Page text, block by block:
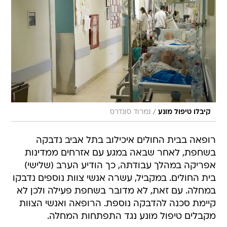
קיבלו טיפול מונע / נמרוד סונדרס
רופאה בבית החולים איכילוב בתל אביב נדבקה
בשחפת, לאחר שבאה במגע עם אזרחים ממדינות
אפריקה במהלך עבודתה, כך הודיע הערב (שלישי)
בית החולים. במקביל, עשרה אנשי צוות נוספים נדבקו
במחלה. עם זאת, לא מדובר בשחפת פעילה ולכן לא
קיימת סכנה להדבקה נוספת. הרופאה ואנשי הצוות
מקבלים טיפול מונע נגד התפתחות המחלה.